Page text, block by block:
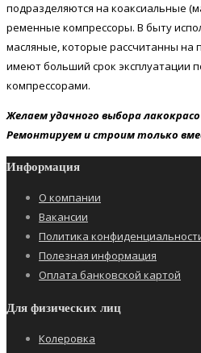
подразделяются на коаксиальные
ременные компрессоры. В быту
масляные, которые рассчитанны на
имеют больший срок эксплуатации
компрессорами.
Желаем удачного выбора
Ремонтируем и строим только
Информация
О компании
Вакансии
Политика
Полезная информация
Оплата банковской картой
Для физических лиц
Колеровка